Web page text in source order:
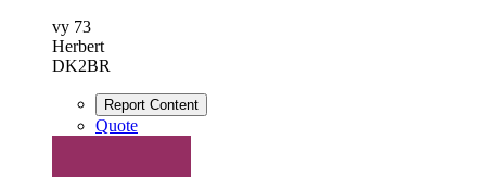
vy 73
Herbert
DK2BR
Report Content
Quote